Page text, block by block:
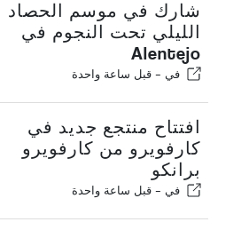
شارك في موسم الحصاد
الليلي تحت النجوم في
Alentejo
في - قبل ساعة واحدة
افتتاح منتجع جديد في
كارفويرو من كارفويرو
برانكو
في - قبل ساعة واحدة